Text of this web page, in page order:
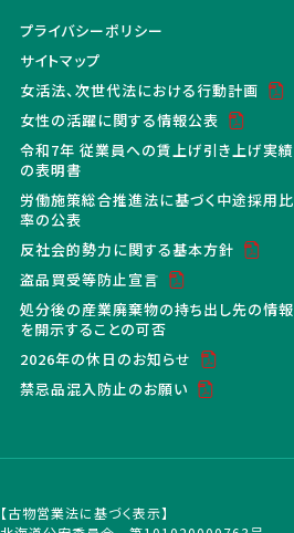
プライバシーポリシー
サイトマップ
女活法、次世代法における行動計画
女性の活躍に関する情報公表
令和7年 従業員への賃上げ引き上げ実績
の表明書
労働施策総合推進法に基づく中途採用比
率の公表
反社会的勢力に関する基本方針
盗品買受等防止宣言
処分後の産業廃棄物の持ち出し先の情報
を開示することの可否
2026年の休日のお知らせ
禁忌品混入防止のお願い
【古物営業法に基づく表示】